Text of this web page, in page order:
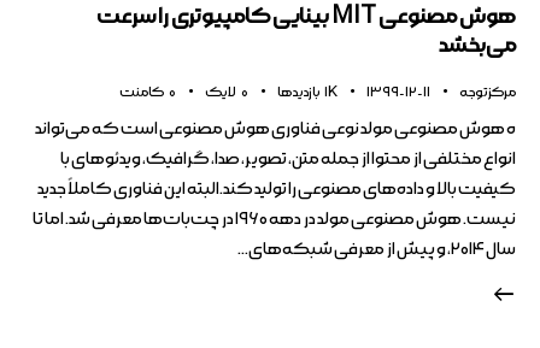
هوش مصنوعی MIT بینایی کامپیوتری را سرعت
می‌بخشد
مرکز توجه 1399-12-11
1K بازدیدها 0 لایک 0 کامنت
ه هوش مصنوعی مولد نوعی فناوری هوش مصنوعی است که می‌تواند
انواع مختلفی از محتوا از جمله متن، تصویر، صدا، گرافیک، ویدئوهای با
کیفیت بالا و داده‌های مصنوعی را تولید کند.البته این فناوری کاملاً جدید
نیست. هوش مصنوعی مولد در دهه ۱۹۶۰ در چت‌بات‌ها معرفی شد. اما تا
سال ۲۰۱۴، و پیش از معرفی شبکه‌های…